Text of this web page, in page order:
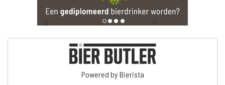
Powered by Bierista